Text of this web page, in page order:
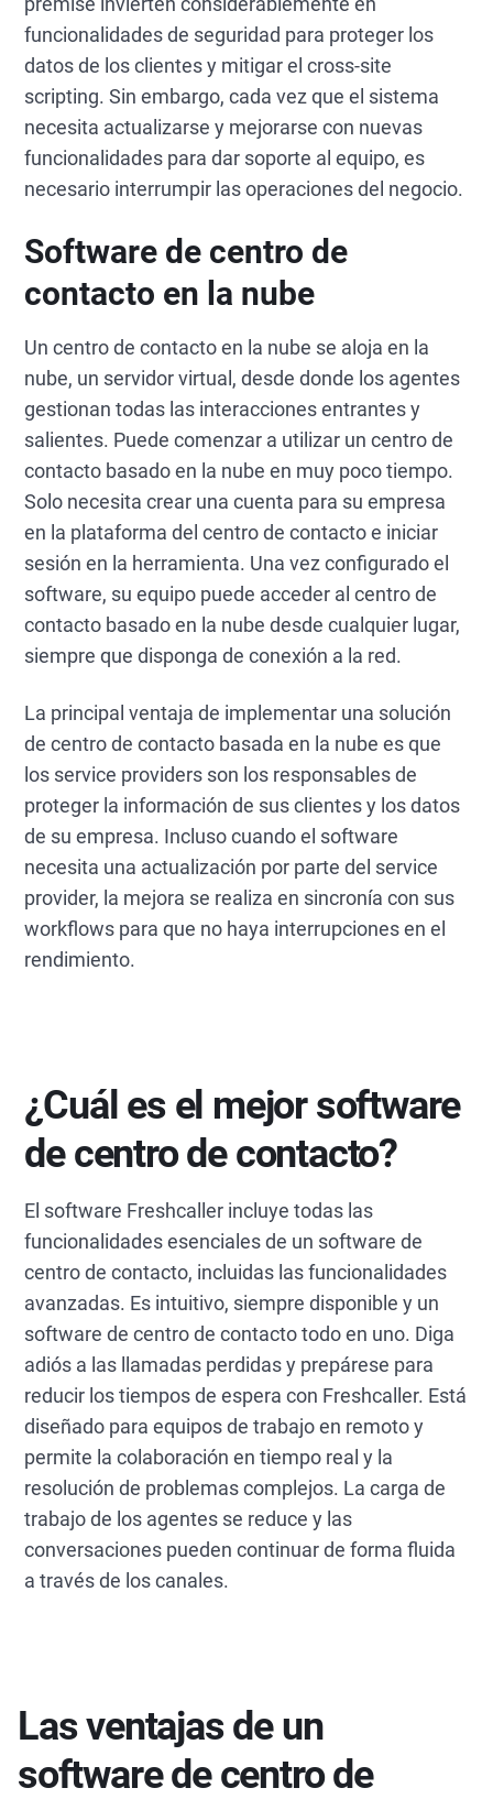
funcionalidades de seguridad para proteger los
datos de los clientes y mitigar el cross-site
scripting. Sin embargo, cada vez que el sistema
necesita actualizarse y mejorarse con nuevas
funcionalidades para dar soporte al equipo, es
necesario interrumpir las operaciones del negocio.
Software de centro de
contacto en la nube
Un centro de contacto en la nube se aloja en la
nube, un servidor virtual, desde donde los agentes
gestionan todas las interacciones entrantes y
salientes. Puede comenzar a utilizar un centro de
contacto basado en la nube en muy poco tiempo.
Solo necesita crear una cuenta para su empresa
en la plataforma del centro de contacto e iniciar
sesión en la herramienta. Una vez configurado el
software, su equipo puede acceder al centro de
contacto basado en la nube desde cualquier lugar,
siempre que disponga de conexión a la red.
La principal ventaja de implementar una solución
de centro de contacto basada en la nube es que
los service providers son los responsables de
proteger la información de sus clientes y los datos
de su empresa. Incluso cuando el software
necesita una actualización por parte del service
provider, la mejora se realiza en sincronía con sus
workflows para que no haya interrupciones en el
rendimiento.
¿Cuál es el mejor software
de centro de contacto?
El software Freshcaller incluye todas las
funcionalidades esenciales de un software de
centro de contacto, incluidas las funcionalidades
avanzadas. Es intuitivo, siempre disponible y un
software de centro de contacto todo en uno. Diga
adiós a las llamadas perdidas y prepárese para
reducir los tiempos de espera con Freshcaller. Está
diseñado para equipos de trabajo en remoto y
permite la colaboración en tiempo real y la
resolución de problemas complejos. La carga de
trabajo de los agentes se reduce y las
conversaciones pueden continuar de forma fluida
a través de los canales.
Las ventajas de un
software de centro de